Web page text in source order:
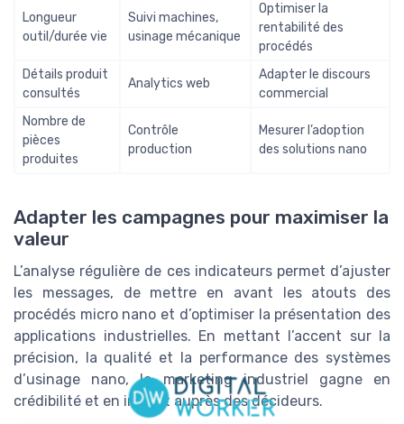
Longueur
outil/durée vie
Suivi machines,
usinage mécanique
Optimiser la
rentabilité des
procédés
Détails produit
consultés
Analytics web
Adapter le discours
commercial
Nombre de
pièces
produites
Contrôle
production
Mesurer l’adoption
des solutions nano
Adapter les campagnes pour maximiser la
valeur
L’analyse régulière de ces indicateurs permet d’ajuster
les messages, de mettre en avant les atouts des
procédés micro nano et d’optimiser la présentation des
applications industrielles. En mettant l’accent sur la
précision, la qualité et la performance des systèmes
d’usinage nano, le marketing industriel gagne en
crédibilité et en impact auprès des décideurs.